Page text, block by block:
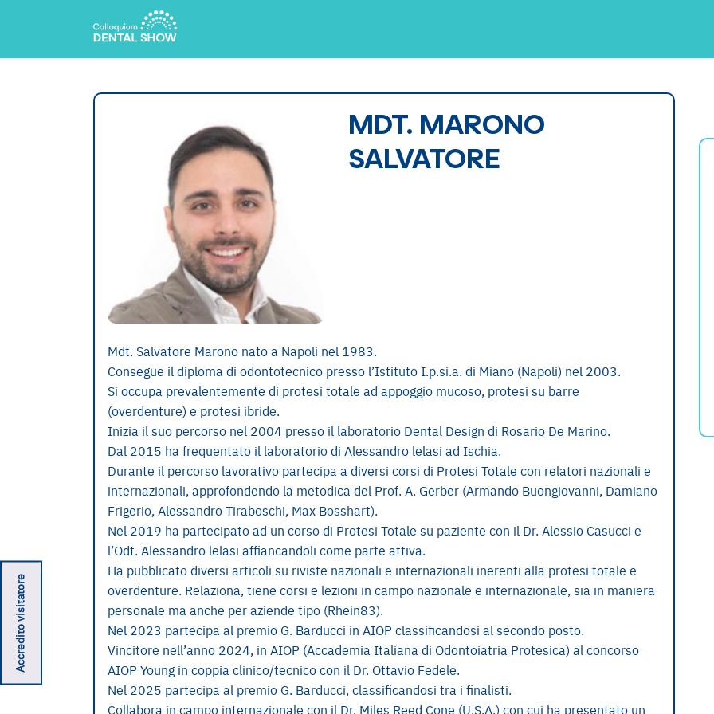
Accredito visitatore
MDT. MARONO
SALVATORE
Mdt. Salvatore Marono nato a Napoli nel 1983.
Consegue il diploma di odontotecnico presso l’Istituto I.p.si.a. di Miano (Napoli) nel 2003.
Si occupa prevalentemente di protesi totale ad appoggio mucoso, protesi su barre
(overdenture) e protesi ibride.
Inizia il suo percorso nel 2004 presso il laboratorio Dental Design di Rosario De Marino.
Dal 2015 ha frequentato il laboratorio di Alessandro lelasi ad Ischia.
Durante il percorso lavorativo partecipa a diversi corsi di Protesi Totale con relatori nazionali e
internazionali, approfondendo la metodica del Prof. A. Gerber (Armando Buongiovanni, Damiano
Frigerio, Alessandro Tiraboschi, Max Bosshart).
Nel 2019 ha partecipato ad un corso di Protesi Totale su paziente con il Dr. Alessio Casucci e
l’Odt. Alessandro lelasi affiancandoli come parte attiva.
Ha pubblicato diversi articoli su riviste nazionali e internazionali inerenti alla protesi totale e
overdenture. Relaziona, tiene corsi e lezioni in campo nazionale e internazionale, sia in maniera
personale ma anche per aziende tipo (Rhein83).
Nel 2023 partecipa al premio G. Barducci in AIOP classificandosi al secondo posto.
Vincitore nell’anno 2024, in AIOP (Accademia Italiana di Odontoiatria Protesica) al concorso
AIOP Young in coppia clinico/tecnico con il Dr. Ottavio Fedele.
Nel 2025 partecipa al premio G. Barducci, classificandosi tra i finalisti.
Collabora in campo internazionale con il Dr. Miles Reed Cone (U.S.A.) con cui ha presentato un